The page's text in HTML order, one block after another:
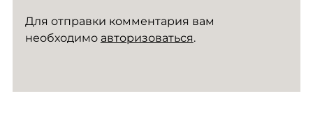
Для отправки комментария вам
необходимо авторизоваться.